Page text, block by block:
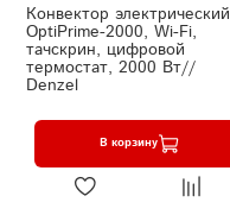
Конвектор электрический
OptiPrime-2000, Wi-Fi,
тачскрин, цифровой
термостат, 2000 Вт//
Denzel
В корзину